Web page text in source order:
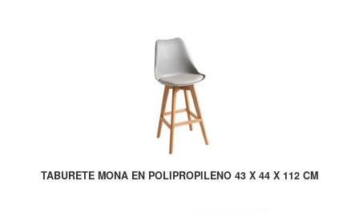
TABURETE MONA EN POLIPROPILENO 43 X 44 X 112 CM